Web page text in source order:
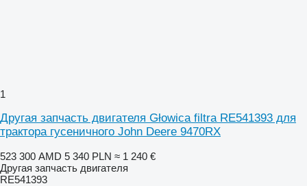
1
Другая запчасть двигателя Głowica filtra RE541393 для
трактора гусеничного John Deere 9470RX
523 300 AMD 5 340 PLN ≈ 1 240 €
Другая запчасть двигателя
RE541393